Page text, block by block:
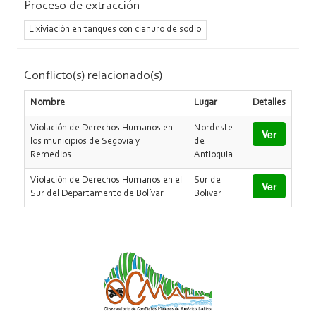
municipios.
Proceso de extracción
Lixiviación en tanques con cianuro de sodio
Conflicto(s) relacionado(s)
Nombre Lugar Detalles
Violación de Derechos Humanos en
los municipios de Segovia y
Remedios
Nordeste
de
Antioquia
Ver
Violación de Derechos Humanos en el
Sur del Departamento de Bolívar
Sur de
Bolivar
Ver